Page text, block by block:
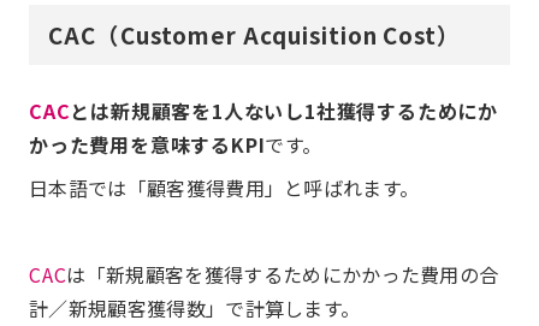
CAC（Customer Acquisition Cost）
CACとは新規顧客を1人ないし1社獲得するためにか
かった費用を意味するKPIです。
日本語では「顧客獲得費用」と呼ばれます。
CACは「新規顧客を獲得するためにかかった費用の合
計／新規顧客獲得数」で計算します。